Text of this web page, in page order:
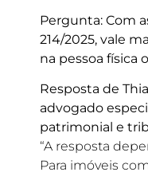
Pergunta: Com
214/2025, vale
na pessoa física
Resposta de
advogado
patrimonial e
“A resposta
Para imóveis